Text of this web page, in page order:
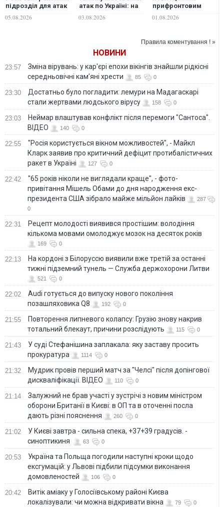
підрозділ для атак
05.08.2026
атак по Україні: на
ставку окупанти
03.08.2026
прифронтовим
про неможливість
01.08.2026
Правила коментування ! »
НОВИНИ
23:57
Зміна вірувань: у кар'єрі епохи вікінгів знайшли рідкісні
середньовічні кам’яні хрести
85 0
23:30
Достатньо було погладити: лемури на Мадагаскарі
стали жертвами людського вірусу
158 0
23:03
Неймар влаштував конфлікт після перемоги "Сантоса".
ВІДЕО
140 0
22:55
"Росія користується вікном можливостей", - Майкл
Кларк заявив про критичний дефіцит протибалістичних
ракет в Україні
127 0
22:42
"65 років ніколи не виглядали краще", - фото-
привітання Мішель Обами до дня народження екс-
президента США зібрало майже мільйон лайків
287
0
22:31
Рецепт молодості виявився простішим: володіння
кількома мовами омолоджує мозок на десяток років
169 0
22:13
На кордоні з Білоруссю виявили вже третій за останні
тижні підземний тунель — Служба держохорони Литви
521 0
22:02
Audi готується до випуску нового покоління
позашляховика Q8
192 0
21:55
Повторення липневого колапсу: Грузію знову накрив
тотальний блекаут, причини розслідують
115 0
21:43
У суді Стефанішина заплакала: яку заставу просить
прокуратура
1114 0
21:32
Мудрик провів перший матч за "Челсі" після допінгової
дискваліфікації. ВІДЕО
110 0
21:14
Залужний не брав участі у зустрічі з новим міністром
оборони Британії в Києві: в ОП та в оточенні посла
дають різні пояснення
260 0
21:02
У Києві завтра - сильна спека, +37+39 градусів. -
синоптикиня
63 0
20:53
Україна та Польща погодили наступні кроки щодо
ексгумацій: у Львові підбили підсумки виконання
домовленостей
106 0
20:42
Витік аміаку у Голосіївському районі Києва
локалізували: чи можна відкривати вікна
79 0